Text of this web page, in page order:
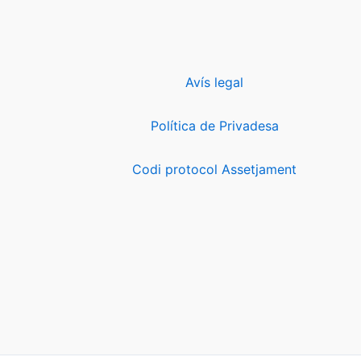
Avís legal
Política de Privadesa
Codi protocol Assetjament